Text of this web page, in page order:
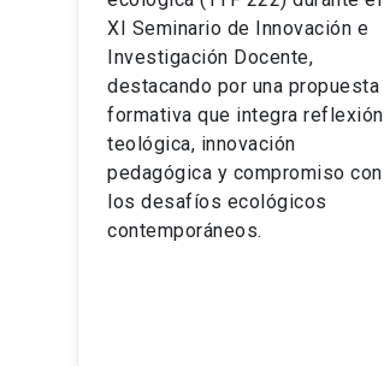
XI Seminario de Innovación e
Investigación Docente,
destacando por una propuesta
formativa que integra reflexión
teológica, innovación
pedagógica y compromiso con
los desafíos ecológicos
contemporáneos.